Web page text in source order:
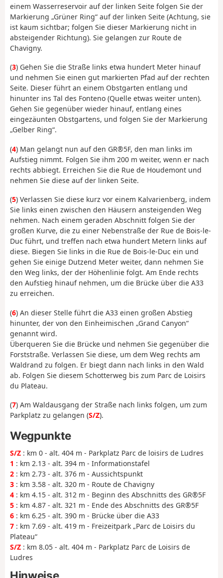
einem Wasserreservoir auf der linken Seite folgen Sie der
Markierung „Grüner Ring“ auf der linken Seite (Achtung, sie
ist kaum sichtbar; folgen Sie dieser Markierung nicht in
absteigender Richtung). Sie gelangen zur Route de
Chavigny.
(3) Gehen Sie die Straße links etwa hundert Meter hinauf
und nehmen Sie einen gut markierten Pfad auf der rechten
Seite. Dieser führt an einem Obstgarten entlang und
hinunter ins Tal des Fonteno (Quelle etwas weiter unten).
Gehen Sie gegenüber wieder hinauf, entlang eines
eingezäunten Obstgartens, und folgen Sie der Markierung
„Gelber Ring“.
(4) Man gelangt nun auf den GR®5F, den man links im
Aufstieg nimmt. Folgen Sie ihm 200 m weiter, wenn er nach
rechts abbiegt. Erreichen Sie die Rue de Houdemont und
nehmen Sie diese auf der linken Seite.
(5) Verlassen Sie diese kurz vor einem Kalvarienberg, indem
Sie links einen zwischen den Häusern ansteigenden Weg
nehmen. Nach einem geraden Abschnitt folgen Sie der
großen Kurve, die zu einer Nebenstraße der Rue de Bois-le-
Duc führt, und treffen nach etwa hundert Metern links auf
diese. Biegen Sie links in die Rue de Bois-le-Duc ein und
gehen Sie einige Dutzend Meter weiter, dann nehmen Sie
den Weg links, der der Höhenlinie folgt. Am Ende rechts
den Aufstieg hinauf nehmen, um die Brücke über die A33
zu erreichen.
(6) An dieser Stelle führt die A33 einen großen Abstieg
hinunter, der von den Einheimischen „Grand Canyon“
genannt wird.
Überqueren Sie die Brücke und nehmen Sie gegenüber die
Forststraße. Verlassen Sie diese, um dem Weg rechts am
Waldrand zu folgen. Er biegt dann nach links in den Wald
ab. Folgen Sie diesem Schotterweg bis zum Parc de Loisirs
du Plateau.
(7) Am Waldausgang der Straße nach links folgen, um zum
Parkplatz zu gelangen (S/Z).
Wegpunkte
S/Z : km 0 - alt. 404 m - Parkplatz Parc de loisirs de Ludres
1 : km 2.13 - alt. 394 m - Informationstafel
2 : km 2.73 - alt. 376 m - Aussichtspunkt
3 : km 3.58 - alt. 320 m - Route de Chavigny
4 : km 4.15 - alt. 312 m - Beginn des Abschnitts des GR®5F
5 : km 4.87 - alt. 321 m - Ende des Abschnitts des GR®5F
6 : km 6.25 - alt. 390 m - Brücke über die A33
7 : km 7.69 - alt. 419 m - Freizeitpark „Parc de Loisirs du
Plateau“
S/Z : km 8.05 - alt. 404 m - Parkplatz Parc de Loisirs de
Ludres
Hinweise